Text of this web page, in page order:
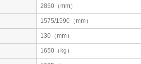
2850（mm）
1575/1590（mm）
130（mm）
1650（kg）